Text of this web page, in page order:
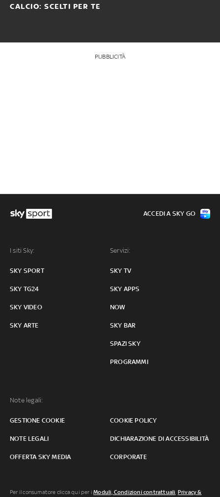
CALCIO: SCELTI PER TE
PUBBLICITÀ
I siti Sky:
SKY SPORT
SKY TG24
SKY VIDEO
SKY ARTE
Servizi:
SKY TV
SKY APPS
NOW
SKY BAR
SPAZI SKY
PROGRAMMI
Note legali:
GESTIONE COOKIE COOKIE POLICY
NOTE LEGALI DICHIARAZIONE DI ACCESSIBILITÀ
OFFERTA SKY MEDIA CORPORATE
ACCEDI A SKY GO
Per il consumatore clicca qui per iModuli, Condizioni contrattuali, Privacy &